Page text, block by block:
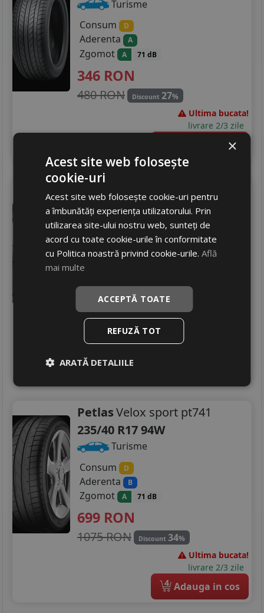
Turisme
Consum
D
Aderenta A
Zgomot A 71 dB
346 RON
480 RON Discount 27%
Ultima bucata!
livrare 2/3 zile
Adauga in cos
Nankang
Cr-s semi-slick
235/40 R17 94Y DOT 25
Turisme
Consum
Aderenta
Zgomot
1710RON
2581 RON Discount33%
PetlasVelox sport pt741
235/40 R17 94W
Turisme
Consum
D
Aderenta B
Zgomot A 71 dB
699 RON
1075 RON Discount 34%
Ultima bucata!
livrare 2/3 zile
4 Adauga in cos
×
Acest site web folosește
cookie-uri
Acest site web folosește cookie-uri pentru
a îmbunătăți experiența utilizatorului. Prin
utilizarea site-ului nostru web, sunteți de
acord cu toate cookie-urile în conformitate
cu Politica noastră privind cookie-urile.Află
mai multe
ACCEPTĂ TOATE
REFUZĂ TOT
ARATĂ DETALIILE